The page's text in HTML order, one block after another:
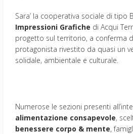
Sara’ la cooperativa sociale di
Impressioni Grafiche di Acqui
progetto sul territorio, a conferma
protagonista rivestito da quasi un
solidale, ambientale e culturale.
Numerose le sezioni presenti
alimentazione consapevole,
benessere corpo & mente,